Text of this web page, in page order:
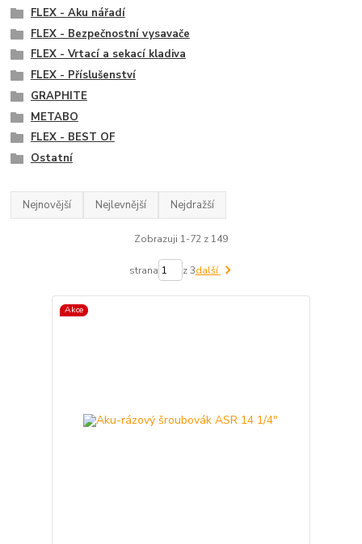
FLEX - Aku nářadí
FLEX - Bezpečnostní vysavače
FLEX - Vrtací a sekací kladiva
FLEX - Příslušenství
GRAPHITE
METABO
FLEX - BEST OF
Ostatní
Nejnovější Nejlevnější Nejdražší
Zobrazuji 1-72 z 149
strana z 3další
Akce